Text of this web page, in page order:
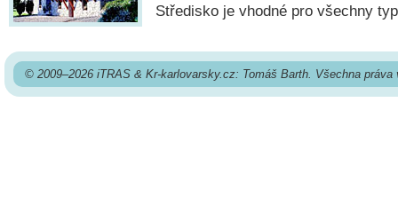
Středisko je vhodné pro všechny
© 2009–2026 iTRAS & Kr-karlovarsky.cz: Tomáš Barth. Všechna práva